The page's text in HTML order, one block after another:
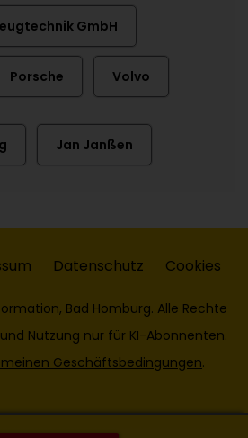
GmbH
Porsche Volvo
Jan Janßen
Datenschutz Cookies
Bad Homburg. Alle Rechte
Nutzung nur für KI-Abonnenten.
Geschäftsbedingungen.